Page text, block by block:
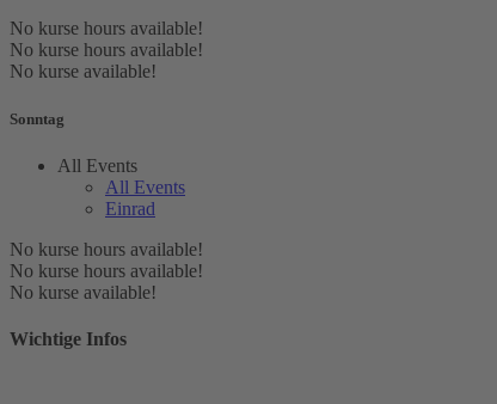
No kurse hours available!
No kurse hours available!
No kurse available!
Sonntag
All Events
All Events
Einrad
No kurse hours available!
No kurse hours available!
No kurse available!
Wichtige Infos